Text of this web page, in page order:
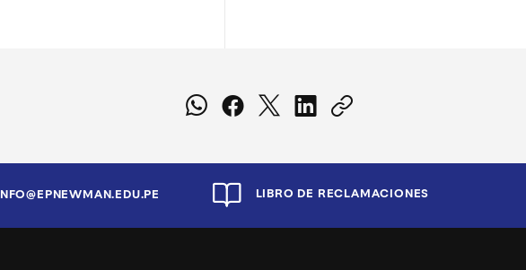
INFO@EPNEWMAN.EDU.PE LIBRO DE RECLAMACIONES